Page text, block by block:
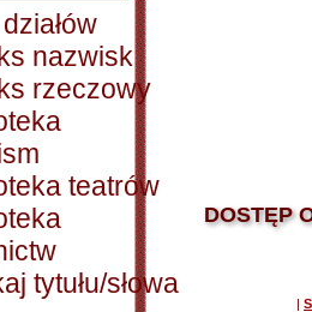
nazwisk
rzeczowy
teatrów
tytułu/słowa
DOSTĘP
|